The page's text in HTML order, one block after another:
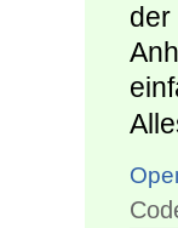
der